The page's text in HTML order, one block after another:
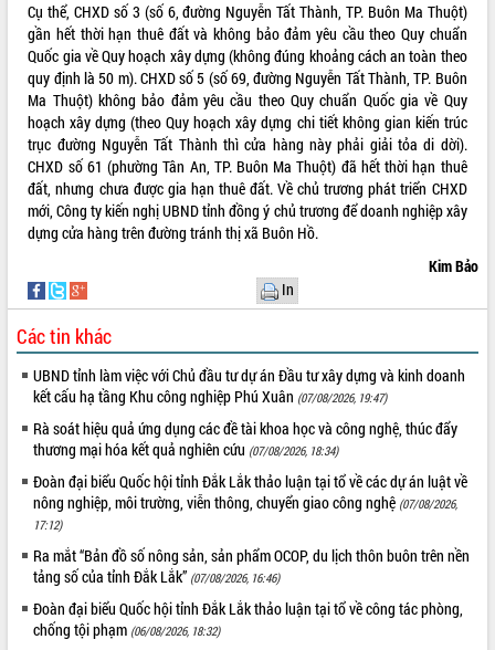
tỉnh khóa XI quyết nghị nhiều nội dung
quan trọng
Bí thư Tỉnh ủy Lương Nguyễn Minh
Triết thăm, tặng quà người có công với
cách mạng
Rà soát, hoàn thiện hệ thống thiết chế
văn hóa, thể thao đáp ứng yêu cầu
phát triển mới
Thường trực HĐND tỉnh Đắk Lắk gặp
mặt Đoàn chuyên gia y tế TP. Hồ Chí
Lễ truy điệu và an táng hài cốt liệt sĩ
tại Nghĩa trang Liệt sĩ xã Sơn Hòa
Bàn giải pháp tháo gỡ khó khăn trong
xuất khẩu sầu riêng và triển khai quy
định EUDR
Thứ trưởng Bộ Nông nghiệp và Môi
trường Nguyễn Hoàng Hiệp khảo sát
vùng trồng và doanh nghiệp đóng gói
sầu riêng tại Đắk Lắk
Trình diễn nghệ thuật chế biến các
món ăn từ sầu riêng
Đắk Lắk công bố Quy hoạch và xúc
tiến đầu tư tỉnh
Ngành cá ngừ Đắk Lắk chủ động thích
ứng để giữ vững thị trường xuất khẩu
LIÊN KẾT WEB
Hôm nay: 22697
Tất cả: 66068020
Cụ thể, CHXD số 3 (số 6, đường Nguyễn Tất Thành, TP. Buôn Ma Thuột)
gần hết thời hạn thuê đất và không bảo đảm yêu cầu theo Quy chuẩn
Quốc gia về Quy hoạch xây dựng (không đúng khoảng cách an toàn theo
quy định là 50 m). CHXD số 5 (số 69, đường Nguyễn Tất Thành, TP. Buôn
Ma Thuột) không bảo đảm yêu cầu theo Quy chuẩn Quốc gia về Quy
hoạch xây dựng (theo Quy hoạch xây dựng chi tiết không gian kiến trúc
trục đường Nguyễn Tất Thành thì cửa hàng này phải giải tỏa di dời).
CHXD số 61 (phường Tân An, TP. Buôn Ma Thuột) đã hết thời hạn thuê
đất, nhưng chưa được gia hạn thuê đất. Về chủ trương phát triển CHXD
mới, Công ty kiến nghị UBND tỉnh đồng ý chủ trương để doanh nghiệp xây
dựng cửa hàng trên đường tránh thị xã Buôn Hồ.
Kim Bảo
In
Các tin khác
UBND tỉnh làm việc với Chủ đầu tư dự án Đầu tư xây dựng và kinh doanh
kết cấu hạ tầng Khu công nghiệp Phú Xuân (07/08/2026, 19:47)
Rà soát hiệu quả ứng dụng các đề tài khoa học và công nghệ, thúc đẩy
thương mại hóa kết quả nghiên cứu (07/08/2026, 18:34)
Đoàn đại biểu Quốc hội tỉnh Đắk Lắk thảo luận tại tổ về các dự án luật về
nông nghiệp, môi trường, viễn thông, chuyển giao công nghệ (07/08/2026,
17:12)
Ra mắt “Bản đồ số nông sản, sản phẩm OCOP, du lịch thôn buôn trên nền
tảng số của tỉnh Đắk Lắk” (07/08/2026, 16:46)
Đoàn đại biểu Quốc hội tỉnh Đắk Lắk thảo luận tại tổ về công tác phòng,
chống tội phạm (06/08/2026, 18:32)